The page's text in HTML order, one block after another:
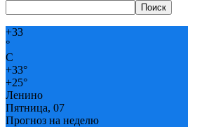
Поиск
+33
°
C
+33°
+25°
Ленино
Пятница, 07
Прогноз на неделю